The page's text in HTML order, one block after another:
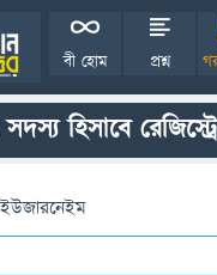
বী হোম প্রশ্ন
হিসাবে